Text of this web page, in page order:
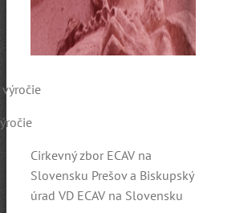
Cirkevný zbor ECAV na
Slovensku Prešov a Biskupský
úrad VD ECAV na Slovensku